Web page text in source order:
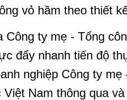
vỏ hầm theo thiết
Công ty mẹ - Tổng
đẩy nhanh tiến độ
nghiệp Công ty
Nam thông qua